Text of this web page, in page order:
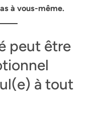
à vous-même.
peut être
à tout